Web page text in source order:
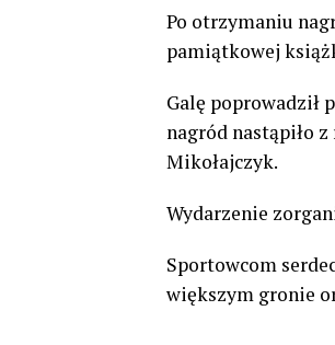
Po otrzymaniu
pamiątkowej
Galę poprowadził
nagród nastąpiło
Mikołajczyk.
Wydarzenie
Sportowcom
większym gronie